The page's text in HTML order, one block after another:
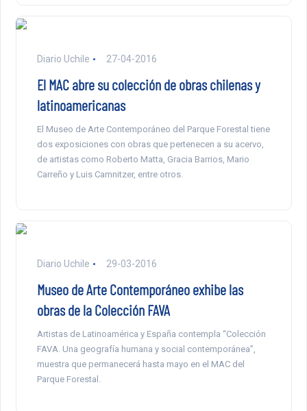
Diario Uchile 27-04-2016
El MAC abre su colección de obras chilenas y
latinoamericanas
El Museo de Arte Contemporáneo del Parque Forestal tiene
dos exposiciones con obras que pertenecen a su acervo,
de artistas como Roberto Matta, Gracia Barrios, Mario
Carreño y Luis Camnitzer, entre otros.
Diario Uchile 29-03-2016
Museo de Arte Contemporáneo exhibe las
obras de la Colección FAVA
Artistas de Latinoamérica y España contempla “Colección
FAVA. Una geografía humana y social contemporánea”,
muestra que permanecerá hasta mayo en el MAC del
Parque Forestal.